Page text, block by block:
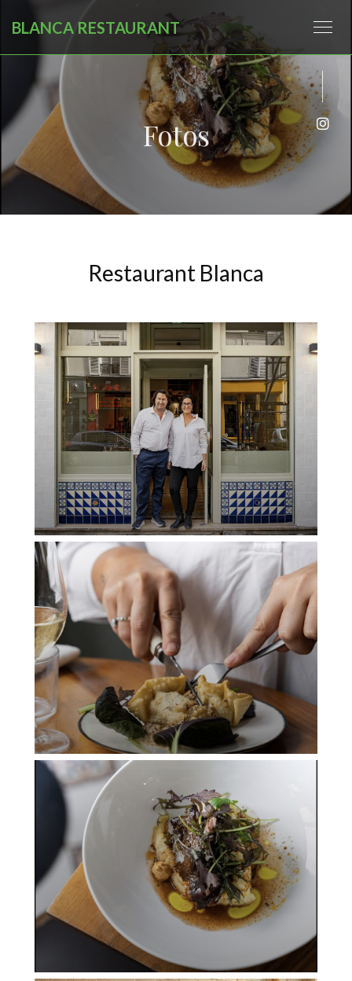
BLANCA RESTAURANT
Fotos
Restaurant Blanca